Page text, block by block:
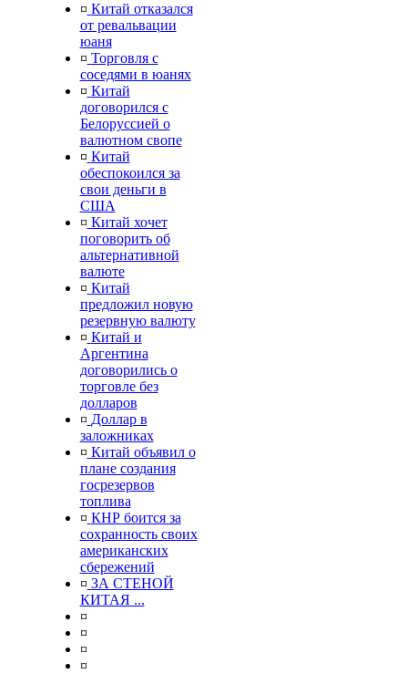
¤ Китай отказался
от ревальвации
юаня
¤ Торговля с
соседями в юанях
¤ Китай
договорился с
Белоруссией о
валютном свопе
¤ Китай
обеспокоился за
свои деньги в
США
¤ Китай хочет
поговорить об
альтернативной
валюте
¤ Китай
предложил новую
резервную валюту
¤ Китай и
Аргентина
договорились о
торговле без
долларов
¤ Доллар в
заложниках
¤ Китай объявил о
плане создания
госрезервов
топлива
¤ КНР боится за
сохранность своих
американских
сбережений
¤ ЗА СТЕНОЙ
КИТАЯ ...
¤
¤
¤
¤